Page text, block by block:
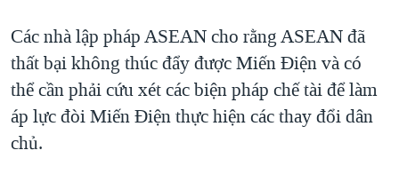
Các nhà lập pháp ASEAN cho rằng ASEAN đã
thất bại không thúc đẩy được Miến Điện và có
thể cần phải cứu xét các biện pháp chế tài để làm
áp lực đòi Miến Điện thực hiện các thay đổi dân
chủ.